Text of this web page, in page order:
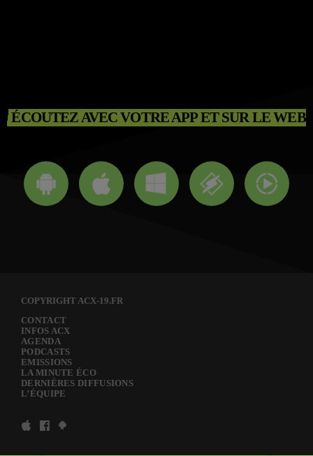
ÉCOUTEZ AVEC VOTRE APP ET SUR LE WEB
COPYRIGHT ACX-19.FR
CONTACT
INFOS ACX
AGENDA
PODCASTS
EMISSIONS
LA MINUTE ÉCO
DERNIÈRES DIFFUSIONS
L’ÉQUIPE